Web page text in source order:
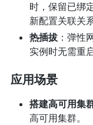
时，保留已绑
新配置关联关系
热插拔：弹性
实例时无需重
应用场景
搭建高可用集
高可用集群。